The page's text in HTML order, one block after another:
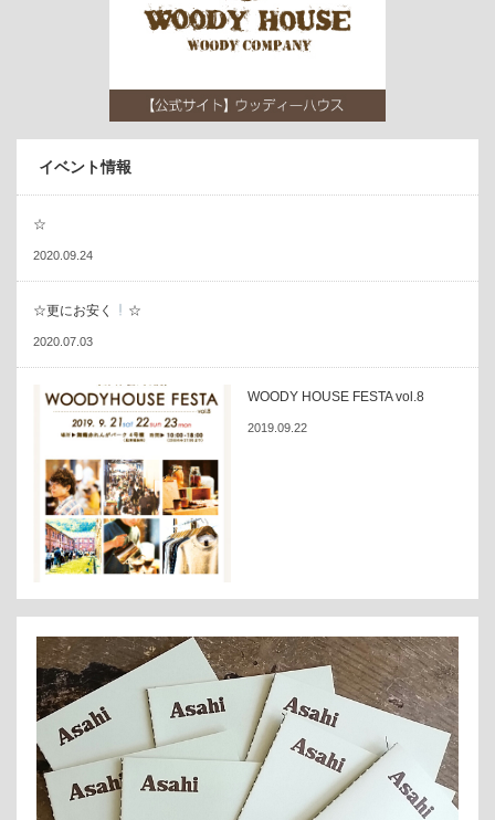
イベント情報
☆
2020.09.24
☆更にお安く ☆
2020.07.03
WOODY HOUSE FESTA vol.8
2019.09.22